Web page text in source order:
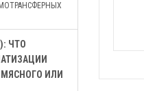
ЧТО
ИЛИ